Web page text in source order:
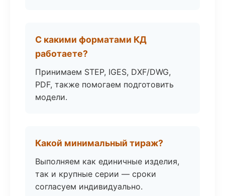
С какими форматами КД
работаете?
Принимаем STEP, IGES, DXF/DWG,
PDF, также помогаем подготовить
модели.
Какой минимальный тираж?
Выполняем как единичные изделия,
так и крупные серии — сроки
согласуем индивидуально.